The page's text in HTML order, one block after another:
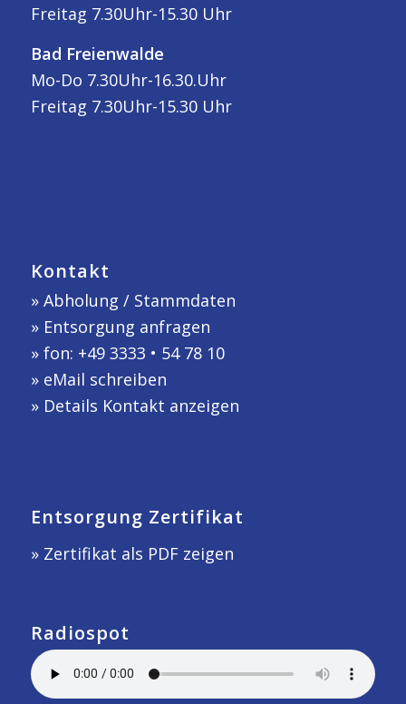
Freitag 7.30Uhr-15.30 Uhr
Bad Freienwalde
Mo-Do 7.30Uhr-16.30.Uhr
Freitag 7.30Uhr-15.30 Uhr
Kontakt
» Abholung / Stammdaten
» Entsorgung anfragen
» fon: +49 3333 • 54 78 10
» eMail schreiben
» Details Kontakt anzeigen
Entsorgung Zertifikat
» Zertifikat als PDF zeigen
Radiospot